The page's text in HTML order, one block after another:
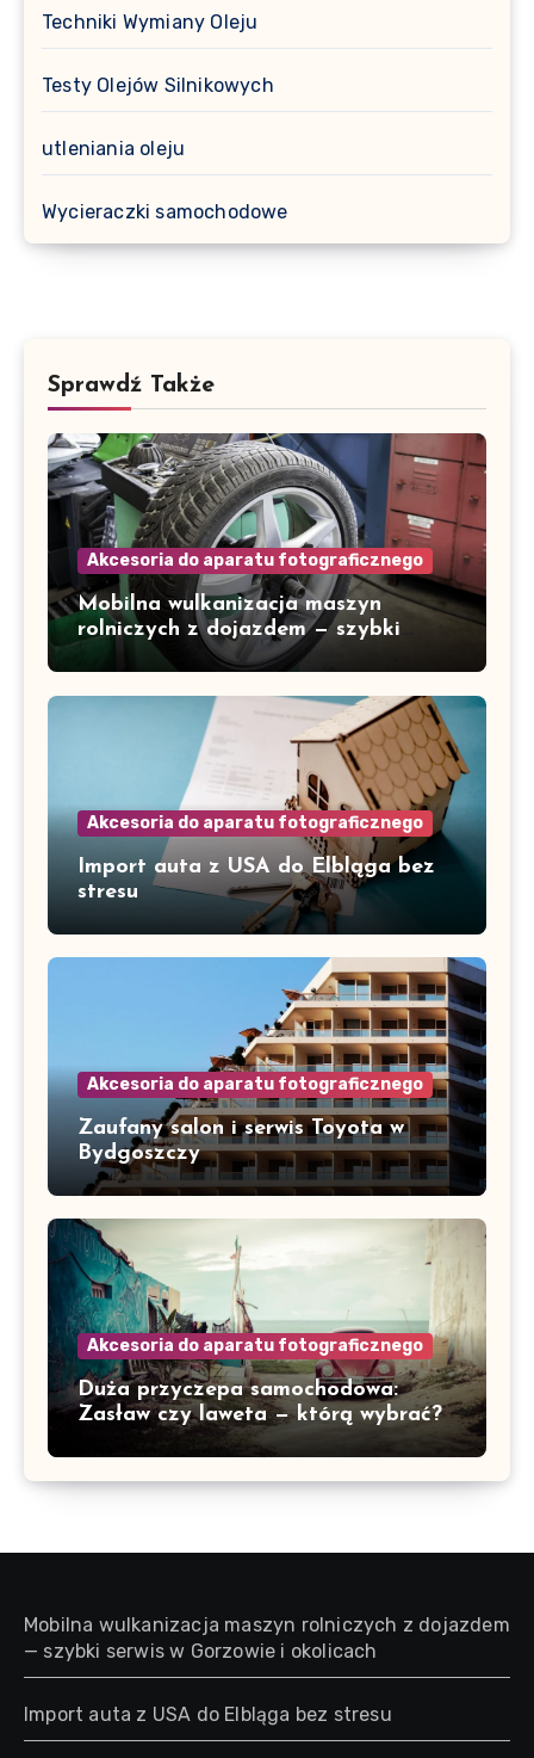
Techniki Wymiany Oleju
Testy Olejów Silnikowych
utleniania oleju
Wycieraczki samochodowe
Sprawdź Także
Akcesoria do aparatu fotograficznego
Mobilna wulkanizacja maszyn
rolniczych z dojazdem — szybki
serwis w Gorzowie i okolicach
Akcesoria do aparatu fotograficznego
Import auta z USA do Elbląga bez
stresu
Akcesoria do aparatu fotograficznego
Zaufany salon i serwis Toyota w
Bydgoszczy
Akcesoria do aparatu fotograficznego
Duża przyczepa samochodowa:
Zasław czy laweta — którą wybrać?
Mobilna wulkanizacja maszyn rolniczych z dojazdem
— szybki serwis w Gorzowie i okolicach
Import auta z USA do Elbląga bez stresu